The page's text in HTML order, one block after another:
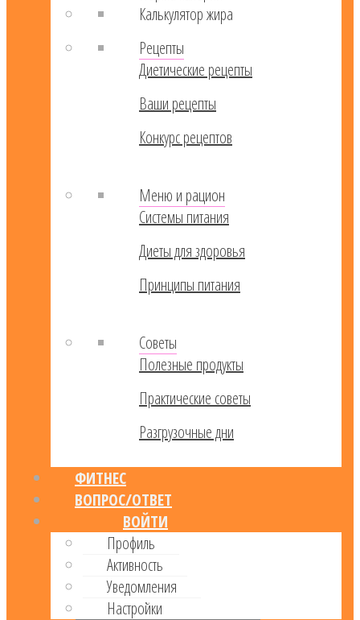
Калькулятор жира
Рецепты
Диетические рецепты
Ваши рецепты
Конкурс рецептов
Меню и рацион
Системы питания
Диеты для здоровья
Принципы питания
Советы
Полезные продукты
Практические советы
Разгрузочные дни
ФИТНЕС
ВОПРОС/ОТВЕТ
ВОЙТИ
Профиль
Активность
Уведомления
Настройки